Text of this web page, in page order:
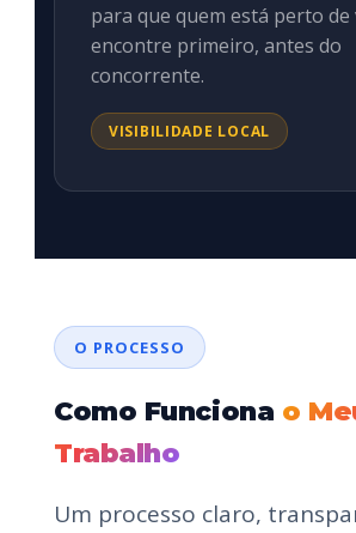
para que quem está perto de
encontre primeiro, antes do
concorrente.
VISIBILIDADE LOCAL
O PROCESSO
Como Funciona o
Trabalho
Um processo claro,